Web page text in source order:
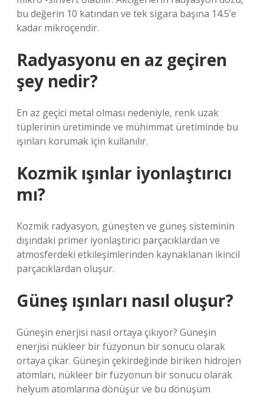
bu değerin 10 katından ve tek sigara başına 14.5’e
kadar mikroçendir.
Radyasyonu en az geçiren
şey nedir?
En az geçici metal olması nedeniyle, renk uzak
tüplerinin üretiminde ve mühimmat üretiminde bu
ışınları korumak için kullanılır.
Kozmik ışınlar iyonlaştırıcı
mı?
Kozmik radyasyon, güneşten ve güneş sisteminin
dışındaki primer iyonlaştırıcı parçacıklardan ve
atmosferdeki etkileşimlerinden kaynaklanan ikincil
parçacıklardan oluşur.
Güneş ışınları nasıl oluşur?
Güneşin enerjisi nasıl ortaya çıkıyor? Güneşin
enerjisi nükleer bir füzyonun bir sonucu olarak
ortaya çıkar. Güneşin çekirdeğinde biriken hidrojen
atomları, nükleer bir füzyonun bir sonucu olarak
helyum atomlarına dönüşür ve bu dönüşüm